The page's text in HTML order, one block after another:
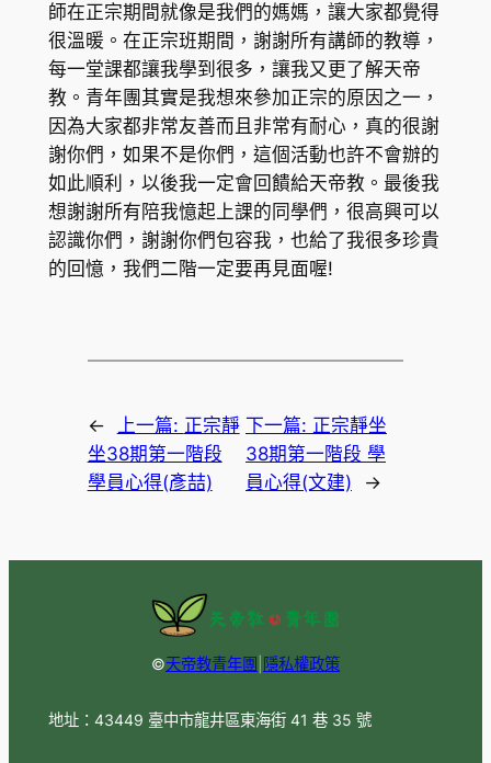
師在正宗期間就像是我們的媽媽，讓大家都覺得
很溫暖。在正宗班期間，謝謝所有講師的教導，
每一堂課都讓我學到很多，讓我又更了解天帝
教。青年團其實是我想來參加正宗的原因之一，
因為大家都非常友善而且非常有耐心，真的很謝
謝你們，如果不是你們，這個活動也許不會辦的
如此順利，以後我一定會回饋給天帝教。最後我
想謝謝所有陪我憶起上課的同學們，很高興可以
認識你們，謝謝你們包容我，也給了我很多珍貴
的回憶，我們二階一定要再見面喔!
← 上一篇: 正宗靜
坐38期第一階段
學員心得(彥喆)
下一篇: 正宗靜坐
38期第一階段 學
員心得(文建)
→
©天帝教青年團 隱私權政策
地址：43449 臺中市龍井區東海街 41 巷 35 號